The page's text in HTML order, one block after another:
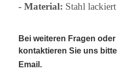
- Material: Stahl lackiert
Bei weiteren Fragen
kontaktieren Sie uns
Email.